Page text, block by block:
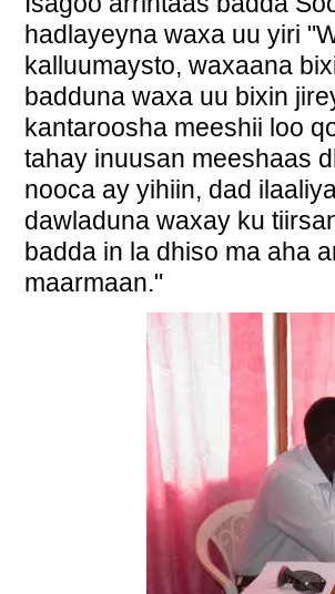
hadlayeyna waxa uu yiri
kalluumaysto, waxaana
badduna waxa uu bixin
kantaroosha meeshii loo
tahay inuusan meeshaas
nooca ay yihiin, dad
dawladuna waxay ku
badda in la dhiso ma aha
maarmaan."